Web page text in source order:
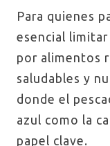
Para quienes
esencial
por alimentos
saludables y
donde el
azul como la
papel clave.